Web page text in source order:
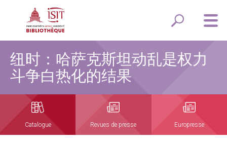
纽时：哈萨克斯坦动乱是权力
斗争白热化的结果
Catalogue Revues de presse Europresse